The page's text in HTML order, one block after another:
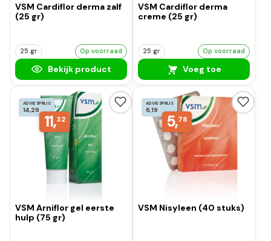
VSM Cardiflor derma zalf
(25 gr)
25 gr Op voorraad
Bekijk product
VSM Cardiflor derma
creme (25 gr)
25 gr Op voorraad
Voeg toe
ADVIESPRIJS
14,29
11,32
VSM Arniflor gel eerste
hulp (75 gr)
ADVIESPRIJS
6,19
5,78
VSM Nisyleen (40 stuks)